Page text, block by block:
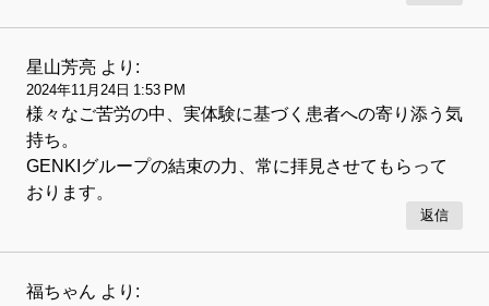
星山芳亮 より:
2024年11月24日 1:53 PM
様々なご苦労の中、実体験に基づく患者への寄り添う気
持ち。
GENKIグループの結束の力、常に拝見させてもらって
おります。
返信
福ちゃん より: